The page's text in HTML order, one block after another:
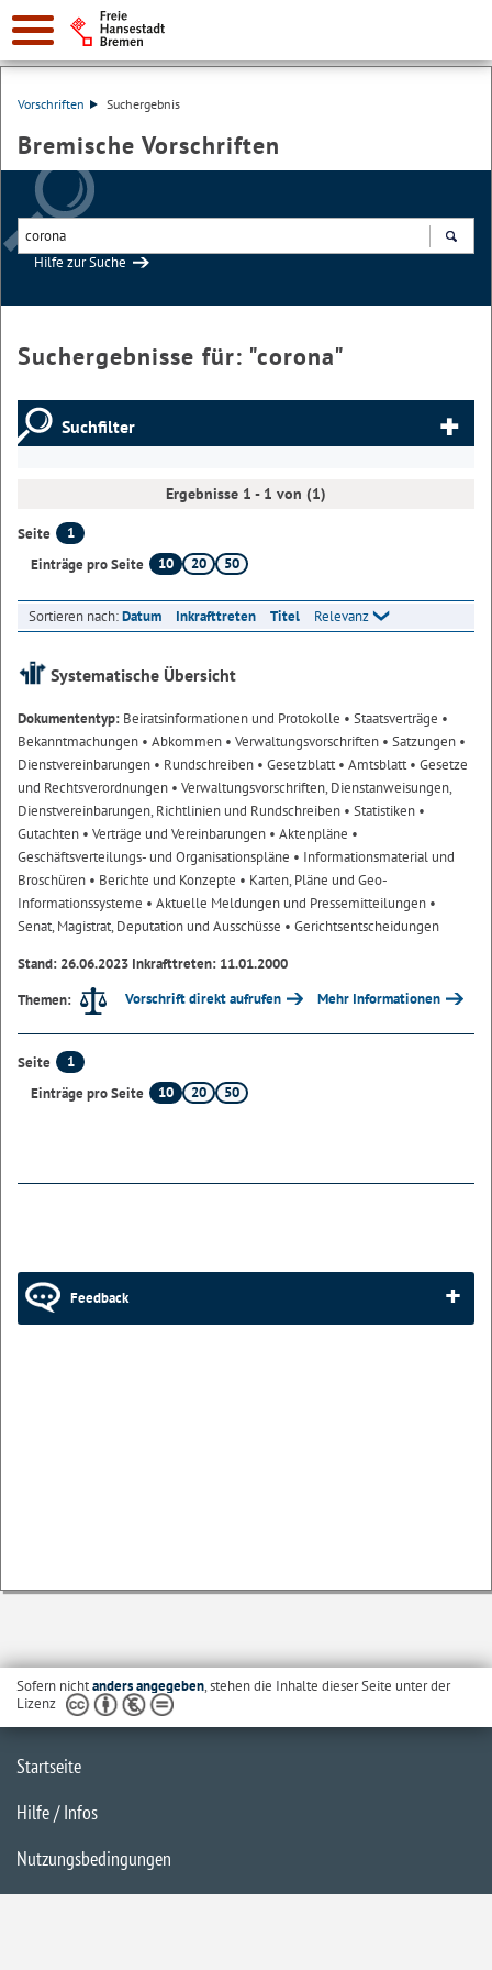
Vorschriften Suchergebnis
Bremische Vorschriften
Hilfe zur Suche
Suchergebnisse für: "corona"
Suchfilter
Ergebnisse 1 - 1 von (1)
Seite
1
Einträge pro Seite
10 20 50
Sortieren nach:Datum Inkrafttreten Titel Relevanz
Systematische Übersicht
Dokumententyp: Beiratsinformationen und Protokolle • Staatsverträge •
Bekanntmachungen • Abkommen • Verwaltungsvorschriften • Satzungen •
Dienstvereinbarungen • Rundschreiben • Gesetzblatt• Amtsblatt• Gesetze
und Rechtsverordnungen • Verwaltungsvorschriften, Dienstanweisungen,
Dienstvereinbarungen, Richtlinien und Rundschreiben • Statistiken •
Gutachten • Verträge und Vereinbarungen • Aktenpläne •
Geschäftsverteilungs- und Organisationspläne • Informationsmaterial und
Broschüren • Berichte und Konzepte • Karten, Pläne und Geo-
Informationssysteme • Aktuelle Meldungen und Pressemitteilungen •
Senat, Magistrat, Deputation und Ausschüsse • Gerichtsentscheidungen
Stand: 26.06.2023 Inkrafttreten: 11.01.2000
Themen:
Vorschrift direkt aufrufen Mehr Informationen
Seite
1
Einträge pro Seite
10 20 50
Feedback
Sofern nichtanders angegeben, stehen die Inhalte dieser Seite unter der
Lizenz
Startseite
Hilfe / Infos
Nutzungsbedingungen